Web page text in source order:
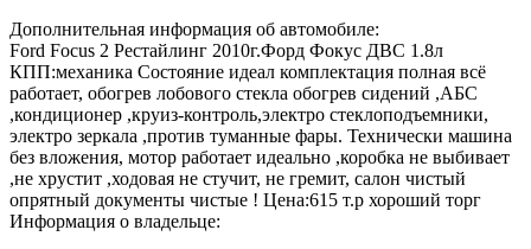
Дополнительная информация об автомобиле:
Ford Focus 2 Рестайлинг 2010г.Форд Фокус ДВС 1.8л
КПП:механика Состояние идеал комплектация полная всё
работает, обогрев лобового стекла обогрев сидений ,АБС
,кондиционер ,круиз-контроль,электро стеклоподъемники,
электро зеркала ,против туманные фары. Технически машина
без вложения, мотор работает идеально ,коробка не выбивает
,не хрустит ,ходовая не стучит, не гремит, салон чистый
опрятный документы чистые ! Цена:615 т.р хороший торг
Информация о владельце: